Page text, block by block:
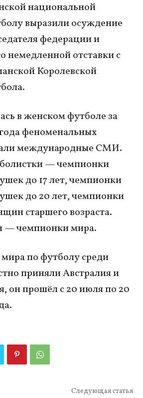
национальной
выразили осуждение
федерации и
немедленной отставки с
Королевской
в женском футболе за
феноменальных
международные СМИ.
— чемпионки
до 17 лет, чемпионки
до 20 лет, чемпионки
старшего возраста.
— чемпионки мира.
по футболу среди
приняли Австралия и
он прошёл с 20 июля по 20
Следующая статья